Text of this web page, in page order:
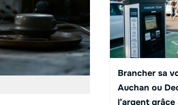
Brancher sa
Auchan ou
l’argent